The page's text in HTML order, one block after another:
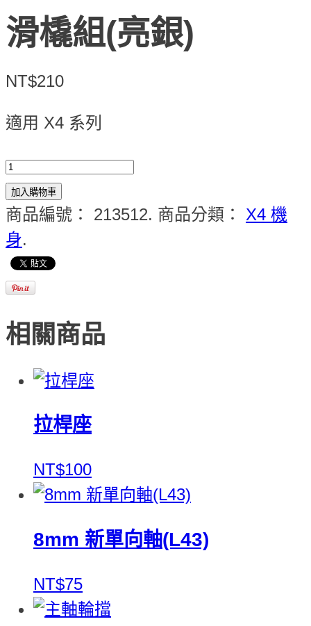
滑橇組(亮銀)
NT$210
適用 X4 系列
加入購物車
商品編號： 213512. 商品分類： X4 機
身.
相關商品
拉桿座
NT$100
8mm 新單向軸(L43)
NT$75